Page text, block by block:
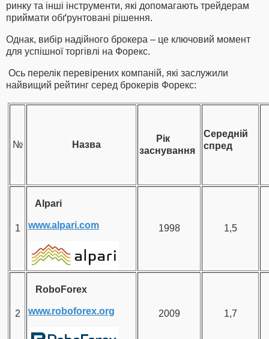
ринку та інші інструменти, які допомагають трейдерам
приймати обґрунтовані рішення.
Однак, вибір надійного брокера – це ключовий момент
для успішної торгівлі на Форекс.
Ось перелік перевірених компаній, які заслужили
найвищий рейтинг серед брокерів Форекс:
№ Назва
Рік
заснування
Середній
спред
1
Alpari
www.alpari.com 1998 1,5
2
RoboForex
www.roboforex.org 2009 1,7